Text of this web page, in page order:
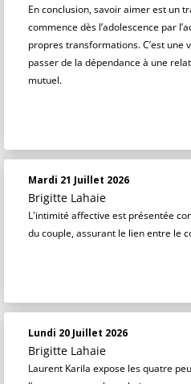
En conclusion, savoir aimer est un
commence dès l’adolescence par
propres transformations. C’est une
passer de la dépendance à une
mutuel.
Mardi 21 Juillet 2026
Brigitte Lahaie
L'intimité affective est présentée
du couple, assurant le lien entre le
Lundi 20 Juillet 2026
Brigitte Lahaie
Laurent Karila expose les quatre